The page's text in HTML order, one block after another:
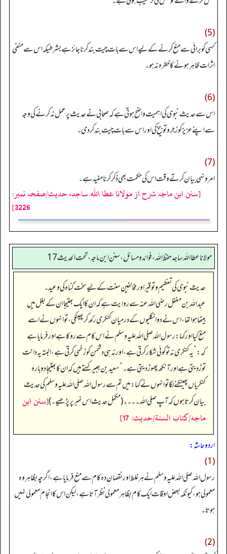
(5)
کسی کو برائی سے منع کرنے کے لیے اس سے بات چیت بند کرنا جائز ہے بشرطیکہ اس سے منفی
اثرات ظاہر ہونے کا خطرہ نہ ہو۔
(6)
اس سے حدیث نبوی کی اہمیت واضح ہوتی ہے کہ صحابی نے حدیث پر عمل نہ کرنے کی وجہ
سے اپنے عزیز کو زجر و توبیخ کی اور اس سے بات چیت بند کر دی۔
(7)
امر ونہی بیان کرتے وقت اس کی حکمت بھی ذکر کرنا مفید ہے۔
[سنن ابن ماجہ شرح از مولانا عطا الله ساجد، حدیث/صفحہ نمبر:
3226]
مولانا عطا الله ساجد حفظ الله، فوائد و مسائل، سنن ابن ماجه، تحت الحديث17
حدیث نبوی کی تعظیم و توقیر اور مخالفین سنت کے لیے سخت گناہ کی وعید۔
عبداللہ بن مغفل رضی اللہ عنہ سے روایت ہے کہ ان کا ایک بھتیجا ان کے بغل میں
بیٹھا ہوا تھا، اس نے دو انگلیوں کے درمیان کنکری رکھ کر پھینکی، تو انہوں نے اسے
منع کیا اور کہا: رسول اللہ صلی اللہ علیہ وسلم نے اس کام سے روکا ہے اور فرمایا ہے
کہ:”یہ کنکری نہ تو کوئی شکار کرتی ہے، اور نہ ہی دشمن کو زخمی کرتی ہے، البتہ یہ دانت
توڑ دیتی ہے اور آنکھ پھوڑ دیتی ہے۔‏‏‏‏“سعید بن جبیر کہتے ہیں کہ ان کا بھتیجا دوبارہ
کنکریاں پھینکنے لگا تو انہوں نے کہا: میں تم سے رسول اللہ صلی اللہ علیہ وسلم کی حدیث
بیان کرتا ہوں کہ آپ صلی اللہ۔۔۔۔ (مکمل حدیث اس نمبر پر پڑھیے۔)[سنن ابن
ماجه/كتاب السنة/حدیث: 17]
اردو حاشہ:
(1)
رسول اللہ صلی اللہ علیہ وسلم نے ہر غلط اور نقصان دہ کام سے منع فرمایا ہے، اگرچہ بظاہر وہ
معمولی ہو، کیونکہ بعض اوقات ایک کام بظاہر معمولی نظر آتا ہے، لیکن اس کا انجام معمولی نہیں
ہوتا۔
(2)